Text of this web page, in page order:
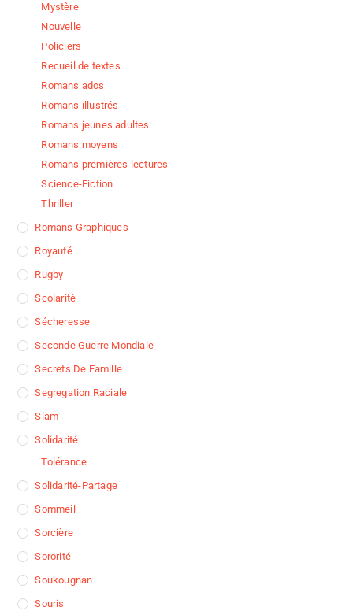
Mystère
Nouvelle
Policiers
Recueil de textes
Romans ados
Romans illustrés
Romans jeunes adultes
Romans moyens
Romans premières lectures
Science-Fiction
Thriller
Romans Graphiques
Royauté
Rugby
Scolarité
Sécheresse
Seconde Guerre Mondiale
Secrets De Famille
Segregation Raciale
Slam
Solidarité
Tolérance
Solidarité-Partage
Sommeil
Sorcière
Sororité
Soukougnan
Souris